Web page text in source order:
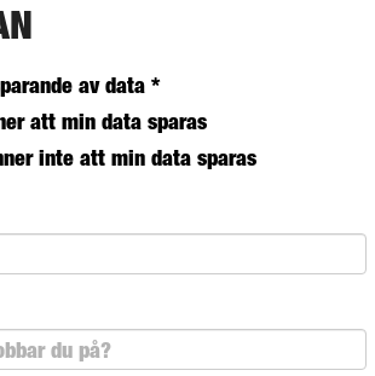
av data *
att min data sparas
inte att min data sparas